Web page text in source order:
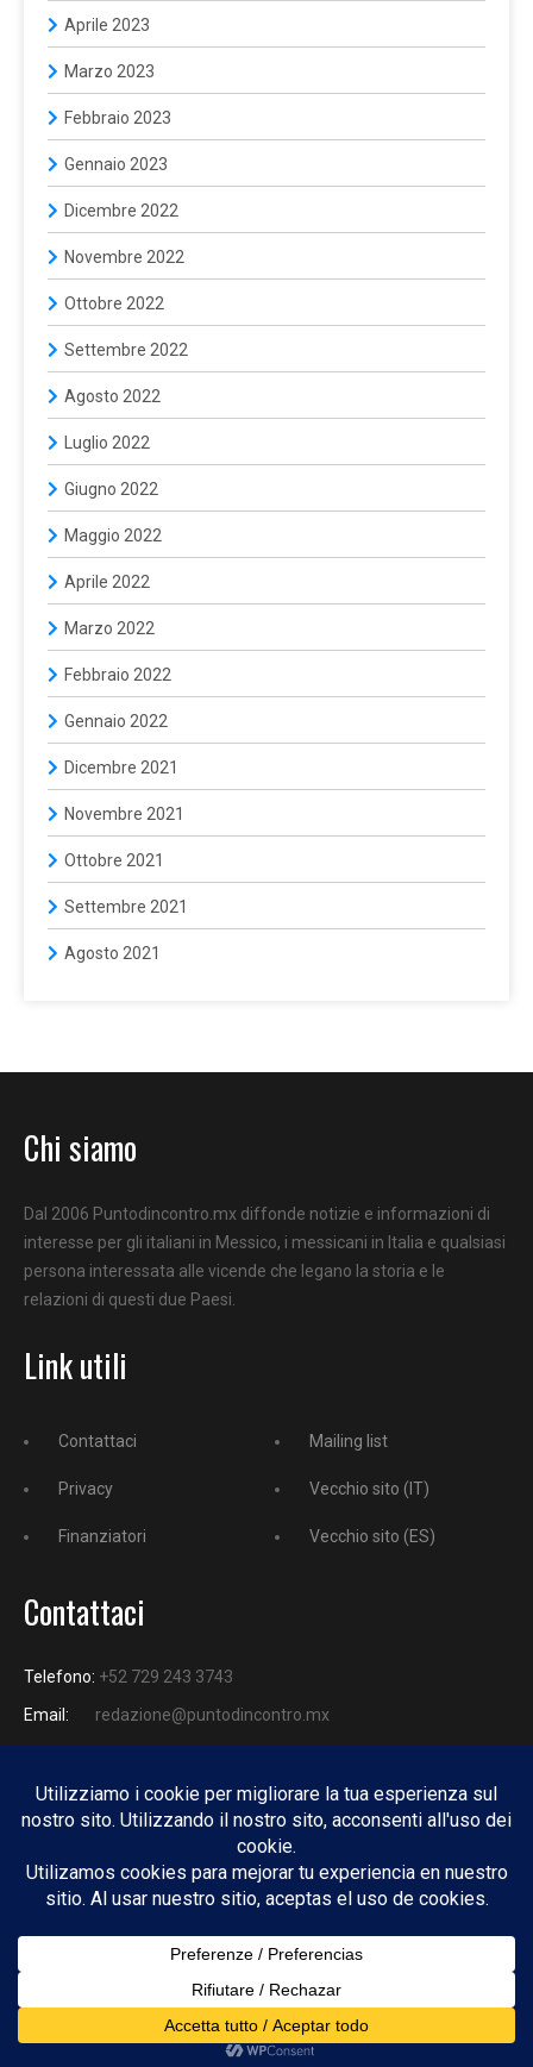
Aprile 2023
Marzo 2023
Febbraio 2023
Gennaio 2023
Dicembre 2022
Novembre 2022
Ottobre 2022
Settembre 2022
Agosto 2022
Luglio 2022
Giugno 2022
Maggio 2022
Aprile 2022
Marzo 2022
Febbraio 2022
Gennaio 2022
Dicembre 2021
Novembre 2021
Ottobre 2021
Settembre 2021
Agosto 2021
Chi siamo
Dal 2006 Puntodincontro.mx diffonde notizie e informazioni di
interesse per gli italiani in Messico, i messicani in Italia e qualsiasi
persona interessata alle vicende che legano la storia e le
relazioni di questi due Paesi.
Link utili
Contattaci
Privacy
Finanziatori
Mailing list
Vecchio sito (IT)
Vecchio sito (ES)
Contattaci
Telefono: +52 729 243 3743
Email:
redazione@puntodincontro.mx
PUNTODINCONTRO
Copyright © 2025 Puntodincontro
Design by DisegnoW